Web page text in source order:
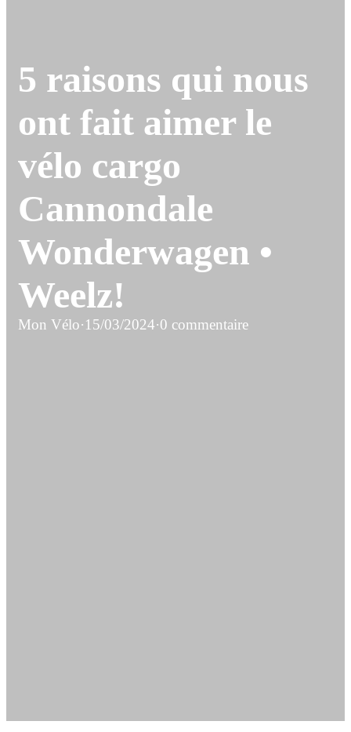
5 raisons qui nous
ont fait aimer le
vélo cargo
Cannondale
Wonderwagen •
Weelz!
Mon Vélo·15/03/2024·0 commentaire